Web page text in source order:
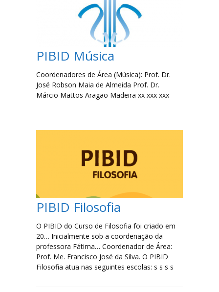
Letras-Libras
Serviços e Formulários
Processo Seletivo
PIBID Música
Coordenadores de Área (Música): Prof. Dr.
José Robson Maia de Almeida Prof. Dr.
Márcio Mattos Aragão Madeira xx xxx xxx
PIBID Filosofia
O PIBID do Curso de Filosofia foi criado em
20… Inicialmente sob a coordenação da
professora Fátima… Coordenador de Área:
Prof. Me. Francisco José da Silva. O PIBID
Filosofia atua nas seguintes escolas: s s s s